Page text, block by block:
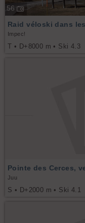
56
Raid véloski dans
Impec!
T • D+8000 m • Ski 4.3
Pointe des Cerces,
Juu
S • D+2000 m • Ski 4.1